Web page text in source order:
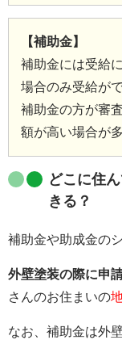
【補助金】
補助金には受給
場合のみ受給が
補助金の方が審
額が高い場合が
どこに住
きる？
補助金や助成金の
外壁塗装の際に申
さんのお住まいの
なお、補助金は外